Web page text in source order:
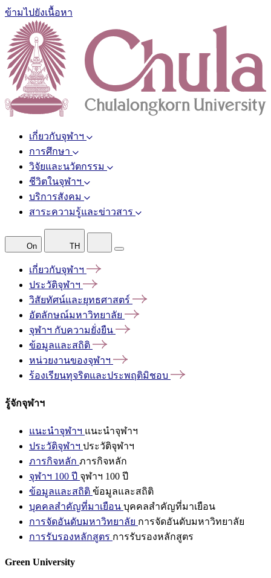
ข้ามไปยังเนื้อหา
เกี่ยวกับจุฬาฯ
การศึกษา
วิจัยและนวัตกรรม
ชีวิตในจุฬาฯ
บริการสังคม
สาระความรู้และข่าวสาร
On TH
เกี่ยวกับจุฬาฯ
ประวัติจุฬาฯ
วิสัยทัศน์และยุทธศาสตร์
อัตลักษณ์มหาวิทยาลัย
จุฬาฯ กับความยั่งยืน
ข้อมูลและสถิติ
หน่วยงานของจุฬาฯ
ร้องเรียนทุจริตและประพฤติมิชอบ
รู้จักจุฬาฯ
แนะนำจุฬาฯ แนะนำจุฬาฯ
ประวัติจุฬาฯ ประวัติจุฬาฯ
ภารกิจหลัก ภารกิจหลัก
จุฬาฯ 100 ปี จุฬาฯ 100 ปี
ข้อมูลและสถิติ ข้อมูลและสถิติ
บุคคลสำคัญที่มาเยือน บุคคลสำคัญที่มาเยือน
การจัดอันดับมหาวิทยาลัย การจัดอันดับมหาวิทยาลัย
การรับรองหลักสูตร การรับรองหลักสูตร
Green University